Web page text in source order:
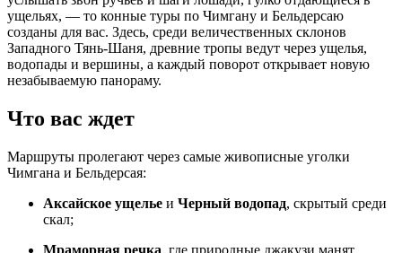
ущельях, — то конные туры по Чимгану и Бельдерсаю
созданы для вас. Здесь, среди величественных склонов
Западного Тянь-Шаня, древние тропы ведут через ущелья,
водопады и вершины, а каждый поворот открывает новую
незабываемую панораму.
Что вас ждет
Маршруты пролегают через самые живописные уголки
Чимгана и Бельдерсая:
Аксайское ущелье и Черный водопад, скрытый среди
скал;
Мраморная речка, где природные джакузи манят